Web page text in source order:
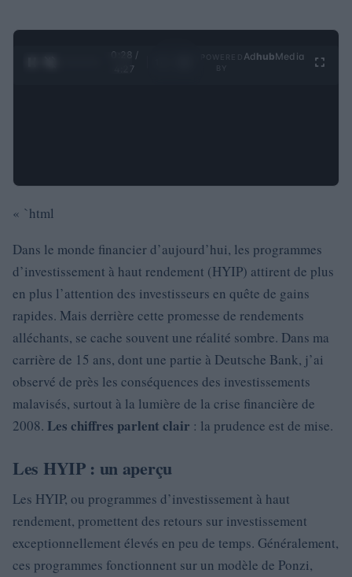
0:28 /
4:27
Ad hubMedia
« `html
Dans le monde financier d’aujourd’hui, les programmes
d’investissement à haut rendement (HYIP) attirent de plus
en plus l’attention des investisseurs en quête de gains
rapides. Mais derrière cette promesse de rendements
alléchants, se cache souvent une réalité sombre. Dans ma
carrière de 15 ans, dont une partie à Deutsche Bank, j’ai
observé de près les conséquences des investissements
malavisés, surtout à la lumière de la crise financière de
2008. Les chiffres parlent clair : la prudence est de mise.
Les HYIP : un aperçu
Les HYIP, ou programmes d’investissement à haut
rendement, promettent des retours sur investissement
exceptionnellement élevés en peu de temps. Généralement,
ces programmes fonctionnent sur un modèle de Ponzi,